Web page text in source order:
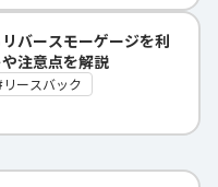
バースモーゲージを利
注意点を解説
リースバック